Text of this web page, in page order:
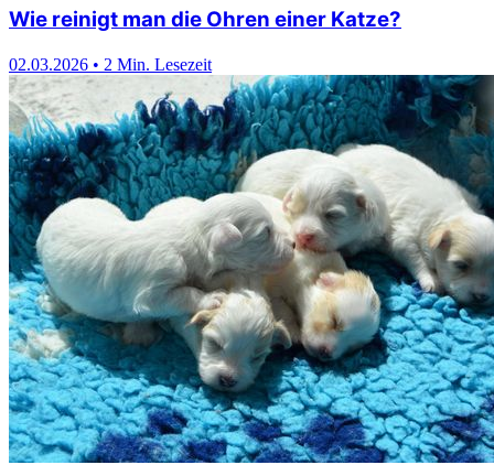
Wie reinigt man die Ohren einer Katze?
02.03.2026 • 2 Min. Lesezeit